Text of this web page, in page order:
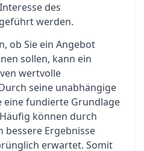
des
werden.
ob Sie ein Angebot
sollen, kann ein
wertvolle
seine unabhängige
eine fundierte Grundlage
können durch
bessere Ergebnisse
erwartet. Somit